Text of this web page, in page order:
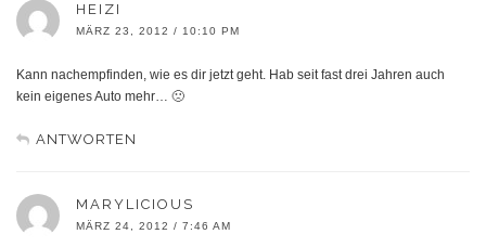
HEIZI
MÄRZ 23, 2012 / 10:10 PM
Kann nachempfinden, wie es dir jetzt geht. Hab seit fast drei Jahren auch
kein eigenes Auto mehr… 🙁
ANTWORTEN
MARYLICIOUS
MÄRZ 24, 2012 / 7:46 AM